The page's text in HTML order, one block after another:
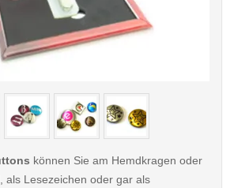
können Sie am Hemdkragen oder
als Lesezeichen oder gar als